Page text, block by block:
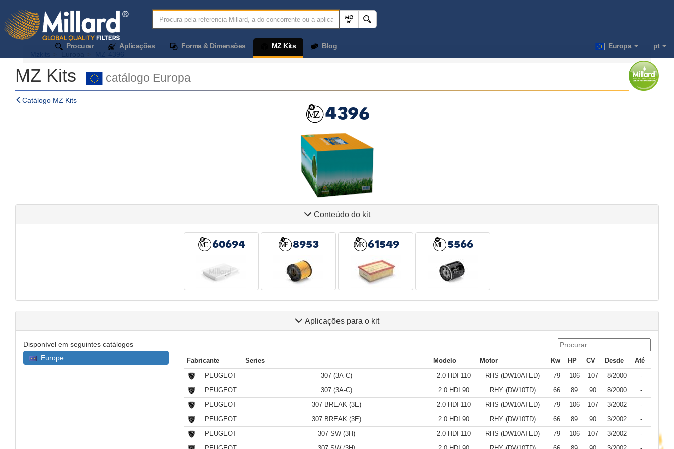
Procurar Aplicações Forma & Dimensões MZ Kits Blog Europa
pt
MZ Kits catálogo Europa
Catálogo MZ Kits
4396
Conteúdo do kit
60694 8953 61549 5566
Aplicações para o kit
Disponível em seguintes catálogos
Europe
Fabricante Series Modelo Motor Kw HP CV Desde
Até
PEUGEOT
307 (3A-C) 2.0 HDI 110 RHS (DW10ATED) 79 106 107 8/2000
-
PEUGEOT
307 (3A-C) 2.0 HDI 90 RHY (DW10TD) 66 89 90 8/2000
-
PEUGEOT
307 BREAK (3E) 2.0 HDI 110 RHS (DW10ATED) 79 106 107 3/2002
-
PEUGEOT
307 BREAK (3E) 2.0 HDI 90 RHY (DW10TD) 66 89 90 3/2002
-
PEUGEOT
307 SW (3H) 2.0 HDI 110 RHS (DW10ATED) 79 106 107 3/2002
-